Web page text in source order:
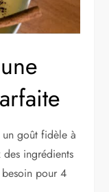
un goût fidèle à
ingrédients
pour 4